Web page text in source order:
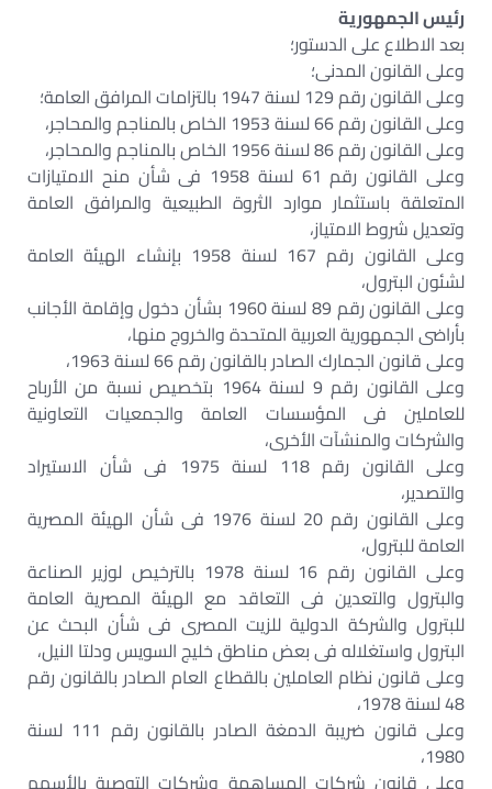
رئيس الجمهورية
بعد الاطلاع على الدستور؛
وعلى القانون المدنى؛
وعلى القانون رقم 129 لسنة 1947 بالتزامات المرافق العامة؛
وعلى القانون رقم 66 لسنة 1953 الخاص بالمناجم والمحاجر،
وعلى القانون رقم 86 لسنة 1956 الخاص بالمناجم والمحاجر،
وعلى القانون رقم 61 لسنة 1958 فى شأن منح الامتيازات
المتعلقة باستثمار موارد الثروة الطبيعية والمرافق العامة
وتعديل شروط الامتياز،
وعلى القانون رقم 167 لسنة 1958 بإنشاء الهيئة العامة
لشئون البترول،
وعلى القانون رقم 89 لسنة 1960 بشأن دخول وإقامة الأجانب
بأراضى الجمهورية العربية المتحدة والخروج منها،
وعلى قانون الجمارك الصادر بالقانون رقم 66 لسنة 1963،
وعلى القانون رقم 9 لسنة 1964 بتخصيص نسبة من الأرباح
للعاملين فى المؤسسات العامة والجمعيات التعاونية
والشركات والمنشآت الأخرى،
وعلى القانون رقم 118 لسنة 1975 فى شأن الاستيراد
والتصدير،
وعلى القانون رقم 20 لسنة 1976 فى شأن الهيئة المصرية
العامة للبترول،
وعلى القانون رقم 16 لسنة 1978 بالترخيص لوزير الصناعة
والبترول والتعدين فى التعاقد مع الهيئة المصرية العامة
للبترول والشركة الدولية للزيت المصرى فى شأن البحث عن
البترول واستغلاله فى بعض مناطق خليج السويس ودلتا النيل،
وعلى قانون نظام العاملين بالقطاع العام الصادر بالقانون رقم
48 لسنة 1978،
وعلى قانون ضريبة الدمغة الصادر بالقانون رقم 111 لسنة
1980،
وعلى قانون شركات المساهمة وشركات التوصية بالأسهم